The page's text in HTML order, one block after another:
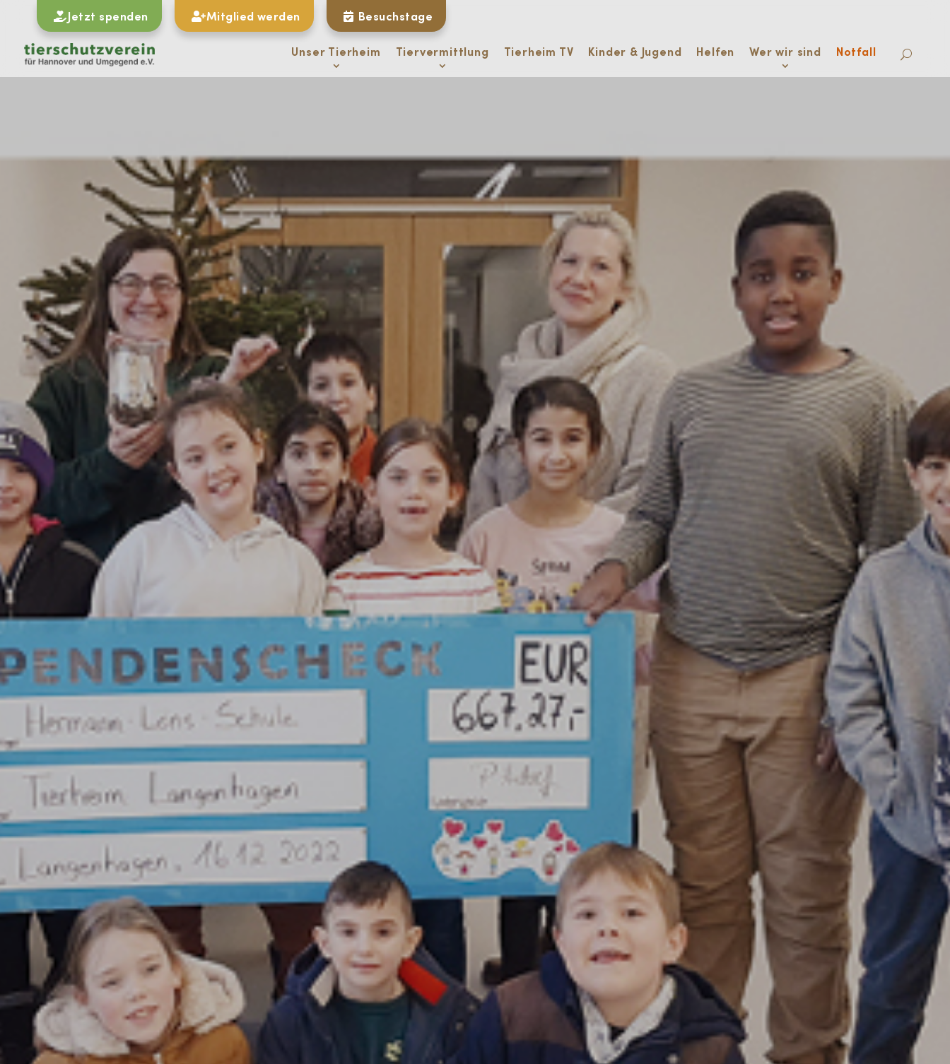
Jetzt spenden Mitglied werden Besuchstage
Unser Tierheim Tiervermittlung Tierheim TV Kinder & Jugend Helfen Wer wir sind Notfall